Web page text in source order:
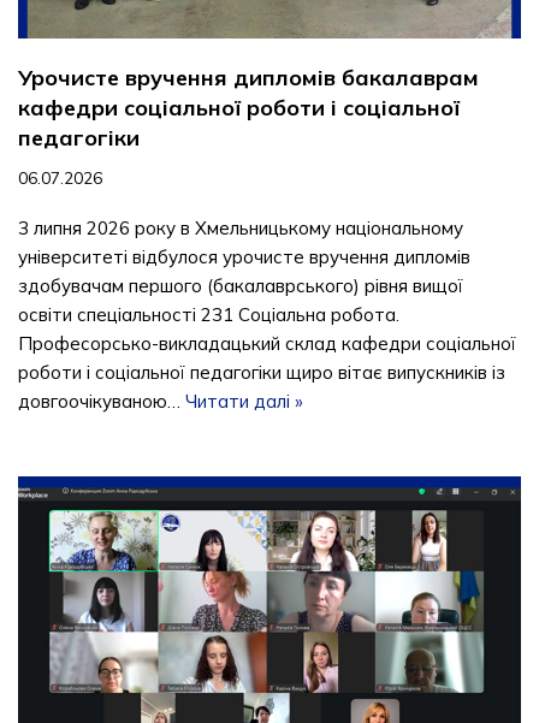
Урочисте вручення дипломів бакалаврам
кафедри соціальної роботи і соціальної
педагогіки
06.07.2026
3 липня 2026 року в Хмельницькому національному
університеті відбулося урочисте вручення дипломів
здобувачам першого (бакалаврського) рівня вищої
освіти спеціальності 231 Соціальна робота.
Професорсько-викладацький склад кафедри соціальної
роботи і соціальної педагогіки щиро вітає випускників із
довгоочікуваною… Читати далі »